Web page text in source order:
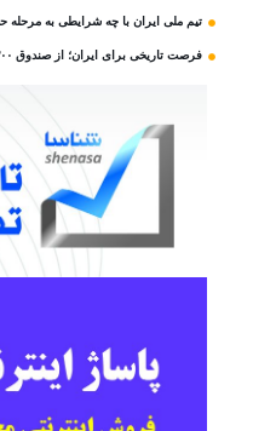
تیم ملی ایران با چه شرایطی به
فرصت تاریخی برای ایران؛ از صندوق ۳۰۰ میلیارد دلاری تا بازپس گیری دارایی‌های ایران